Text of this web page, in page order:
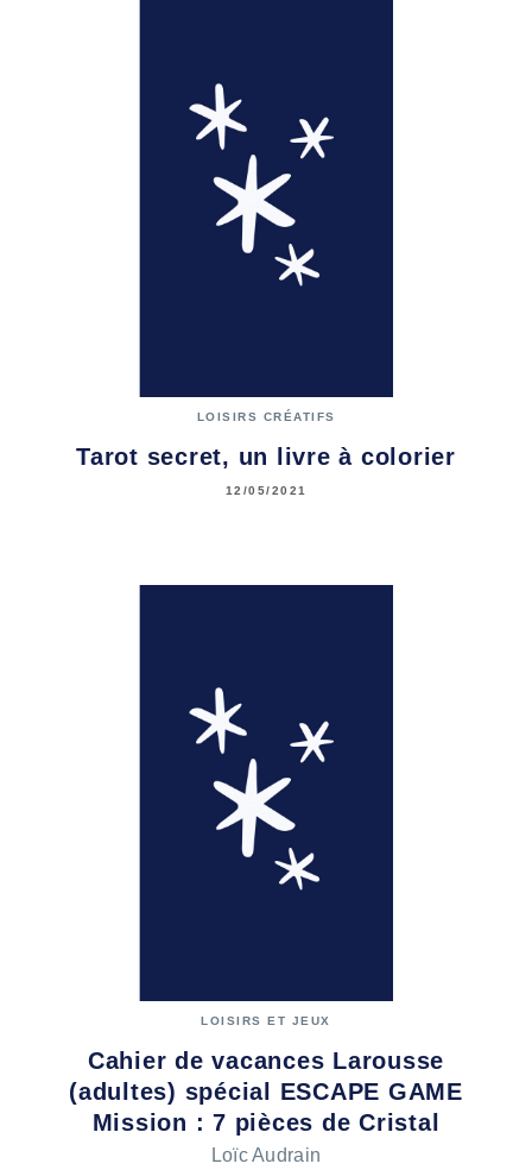
LOISIRS CRÉATIFS
Tarot secret, un livre à colorier
12/05/2021
LOISIRS ET JEUX
Cahier de vacances Larousse
(adultes) spécial ESCAPE GAME
Mission : 7 pièces de Cristal
Loïc Audrain